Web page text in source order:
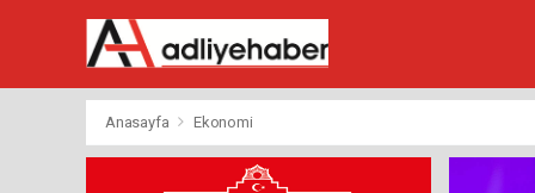
Anasayfa Ekonomi